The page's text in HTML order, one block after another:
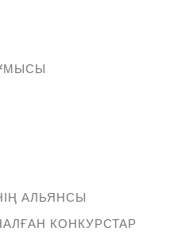
АЛЬЯНСЫ
КОНКУРСТАР